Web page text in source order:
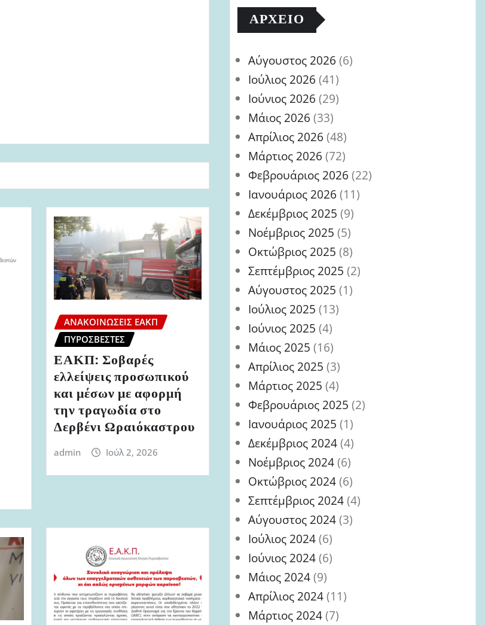
ΑΝΑΚΟΙΝΏΣΕΙΣ ΕΑΚΠ
ΠΥΡΟΣΒΈΣΤΕΣ
ΕΑΚΠ: Σοβαρές
ελλείψεις προσωπικού
και μέσων με αφορμή
την τραγωδία στο
Δερβένι Ωραιόκαστρου
admin Ιούλ 2, 2026
ΑΡΧΕΊΟ
Αύγουστος 2026 (6)
Ιούλιος 2026 (41)
Ιούνιος 2026 (29)
Μάιος 2026 (33)
Απρίλιος 2026 (48)
Μάρτιος 2026 (72)
Φεβρουάριος 2026 (22)
Ιανουάριος 2026 (11)
Δεκέμβριος 2025 (9)
Νοέμβριος 2025 (5)
Οκτώβριος 2025 (8)
Σεπτέμβριος 2025 (2)
Αύγουστος 2025 (1)
Ιούλιος 2025 (13)
Ιούνιος 2025 (4)
Μάιος 2025 (16)
Απρίλιος 2025 (3)
Μάρτιος 2025 (4)
Φεβρουάριος 2025 (2)
Ιανουάριος 2025 (1)
Δεκέμβριος 2024(4)
Νοέμβριος 2024(6)
Οκτώβριος 2024(6)
Σεπτέμβριος 2024(4)
Αύγουστος 2024(3)
Ιούλιος 2024(6)
Ιούνιος 2024(6)
Μάιος 2024(9)
Απρίλιος 2024(11)
Μάρτιος 2024(7)